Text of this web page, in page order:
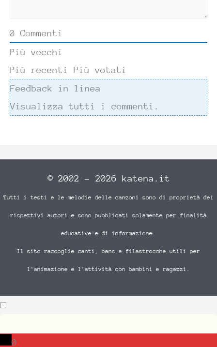
0 Commenti
Più vecchi
Più recenti
Più votati
Feedback in linea
Visualizza tutti i commenti.
© 2002 - 2026 katena.it
Tutti i testi e le melodie delle canzoni sono di proprietà dei
rispettivi autori e sono pubblicati solamente per finalità
educative e di informazione.
Il sito raccoglie canti, bans e filastrocche utili per
l'animazione e l'attività con bambini e ragazzi.
0